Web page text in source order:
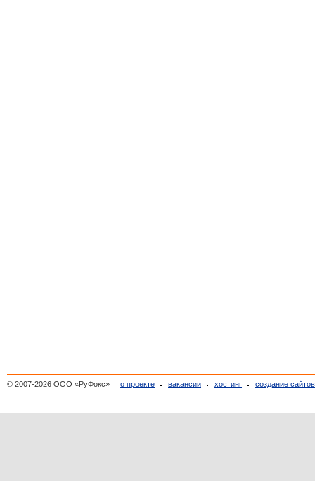
© 2007-2026 ООО «РуФокс» о проекте вакансии хостинг создание сайтов